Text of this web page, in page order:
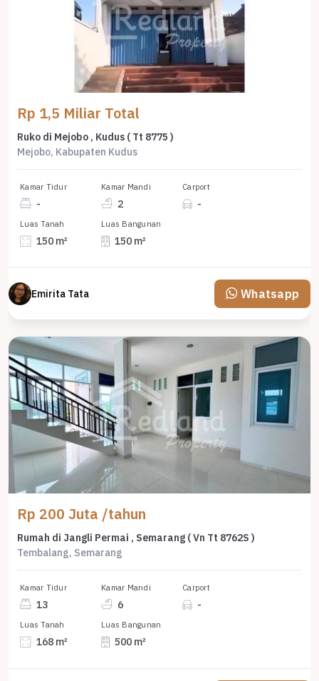
Rp 1,5 Miliar Total
Ruko di Mejobo , Kudus ( Tt 8775 )
Mejobo, Kabupaten Kudus
Kamar Tidur
-
Kamar Mandi
2
Carport
-
Luas Tanah
150 m²
Luas Bangunan
150 m²
Emirita Tata Whatsapp
Rp 200 Juta /tahun
Rumah di Jangli Permai , Semarang ( Vn Tt 8762S )
Tembalang, Semarang
Kamar Tidur
13
Kamar Mandi
6
Carport
-
Luas Tanah
168 m²
Luas Bangunan
500 m²